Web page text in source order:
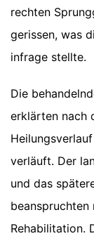
rechten
gerissen, was
infrage stellte.
Die
erklärten nach
verläuft. Der
und das
beanspruchten
Rehabilitation.